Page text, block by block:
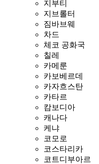
지부티
지브롤터
짐바브웨
차드
체코 공화국
칠레
카메룬
카보베르데
카자흐스탄
카타르
캄보디아
캐나다
케냐
코모로
코스타리카
코트디부아르